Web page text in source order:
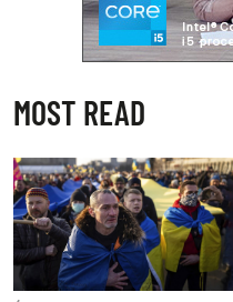
MOST READ